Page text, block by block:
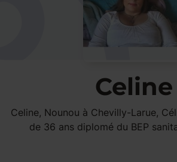
Celine
Celine, Nounou à Chevilly-Larue,
de 36 ans diplomé du BEP